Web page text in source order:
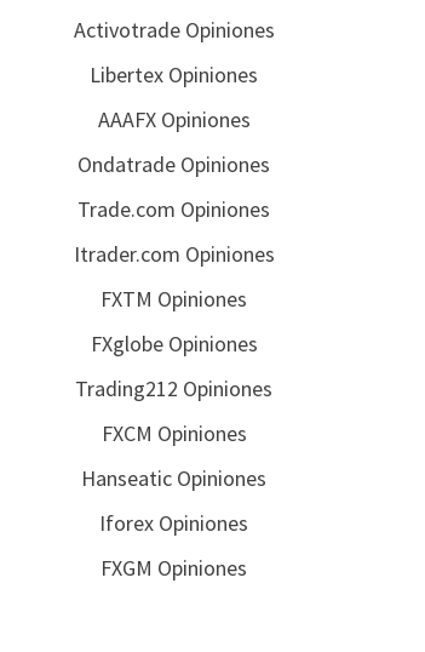
Activotrade Opiniones
Libertex Opiniones
AAAFX Opiniones
Ondatrade Opiniones
Trade.com Opiniones
Itrader.com Opiniones
FXTM Opiniones
FXglobe Opiniones
Trading212 Opiniones
FXCM Opiniones
Hanseatic Opiniones
Iforex Opiniones
FXGM Opiniones